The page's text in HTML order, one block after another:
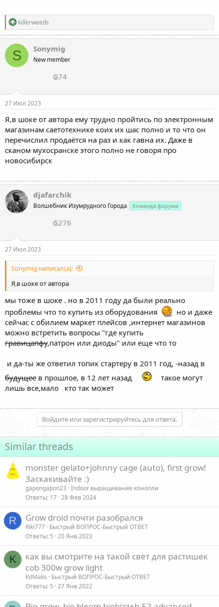
Р
е
а
к
ц
и
и
killerweeds
S Sonymig
New member
₲74
27 Июл 2023
Я,в шоке от автора ему трудно пройтись по электронным
магазинам саетотехнике коих их шас полно и то что он
перечислил продаётся на раз и как гавна их. Даже в
сканом мухосранске этого полно не говоря про
новосибирск
djafarchik
Волшебник Изумрудного Города Команда форума
₲276
27 Июл 2023
Sonymig написал(а):
Я,в шоке от автора
мы тоже в шоке . но в 2011 году да были реально
проблемы что то купить из оборудования
но и даже
сейчас с обилием маркет плейсов ,интернет магазинов
можно встретить вопросы "где купить
гравицапфу,патрон или диоды" или еще что то
и да-ты же ответил топик стартеру в 2011 год, -назад в
будущее в прошлое, в 12 лет назад
такое могут
лишь все,мало кто так может
Войдите или зарегистрируйтесь для ответа.
Similar threads
monster gelato+johnny cage (auto), first grow!
Заскакивайте :)
gapongapon23 Indoor выращивание конопли
Ответы 17 28 Фев 2024
R Grow droid почти разобрался
Riki777 Быстрый ВОПРОС-Быстрый ОТВЕТ
Ответы 5 20 Янв 2023
K
как вы смотрите на такой свет для растишек
cob 300w grow light
KitMaks
Быстрый ВОПРОС-Быстрый ОТВЕТ
Ответы 5 27 Янв 2022